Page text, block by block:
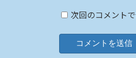
次回のコメント